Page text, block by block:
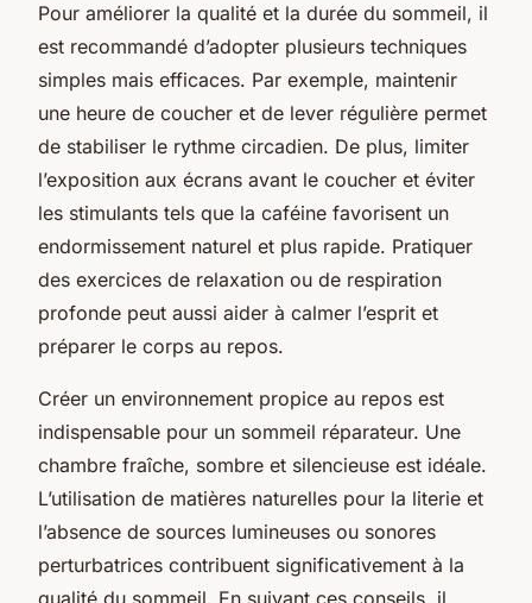
Pour améliorer la qualité et la durée du sommeil, il
est recommandé d’adopter plusieurs techniques
simples mais efficaces. Par exemple, maintenir
une heure de coucher et de lever régulière permet
de stabiliser le rythme circadien. De plus, limiter
l’exposition aux écrans avant le coucher et éviter
les stimulants tels que la caféine favorisent un
endormissement naturel et plus rapide. Pratiquer
des exercices de relaxation ou de respiration
profonde peut aussi aider à calmer l’esprit et
préparer le corps au repos.
Créer un environnement propice au repos est
indispensable pour un sommeil réparateur. Une
chambre fraîche, sombre et silencieuse est idéale.
L’utilisation de matières naturelles pour la literie et
l’absence de sources lumineuses ou sonores
perturbatrices contribuent significativement à la